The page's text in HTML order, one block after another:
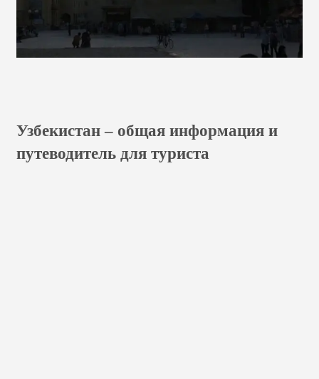
Узбекистан – общая информация и
путеводитель для туриста